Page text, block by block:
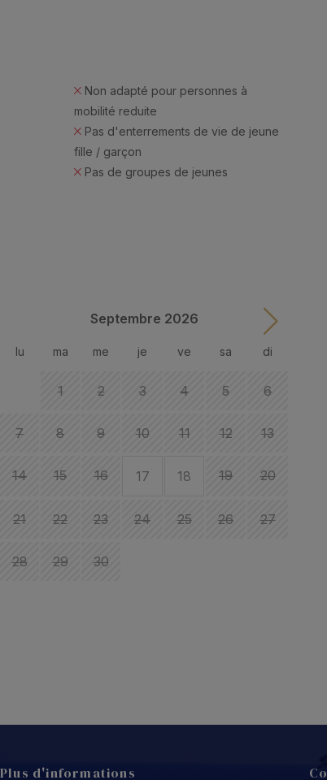
mobilité reduite
fille / garçon
Pas de groupes de jeunes
Septembre 2026
lu ma me je ve sa di
1 2 3 4 5 6
7 8 9 10 11 12 13
14 15 16 17 18 19 20
21 22 23 24 25 26 27
28 29 30
Plus d'informations